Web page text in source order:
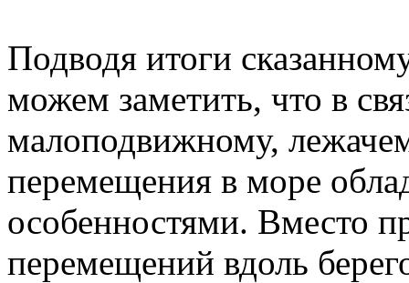
Подводя итоги
можем заметить, что в
малоподвижному,
перемещения в море
особенностями. Вместо
перемещений вдоль